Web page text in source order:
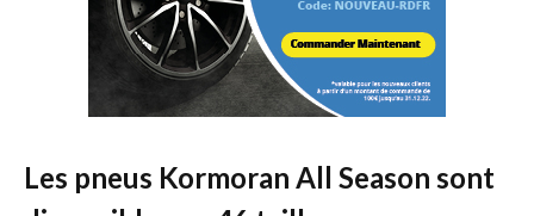
Les pneus Kormoran All Season sont